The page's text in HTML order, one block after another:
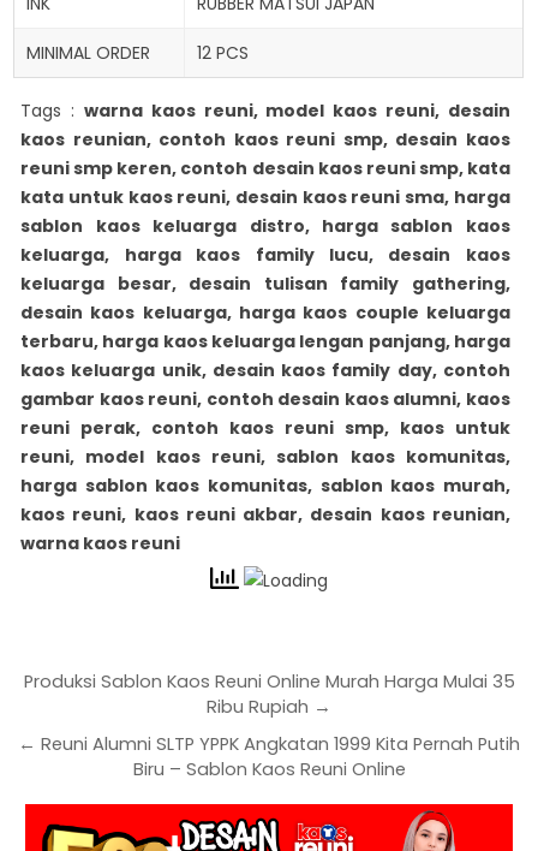
MINIMAL ORDER 12 PCS
Tags : warna kaos reuni, model kaos reuni, desain
kaos reunian, contoh kaos reuni smp, desain kaos
reuni smp keren, contoh desain kaos reuni smp, kata
kata untuk kaos reuni, desain kaos reuni sma, harga
sablon kaos keluarga distro, harga sablon kaos
keluarga, harga kaos family lucu, desain kaos
keluarga besar, desain tulisan family gathering,
desain kaos keluarga, harga kaos couple keluarga
terbaru, harga kaos keluarga lengan panjang, harga
kaos keluarga unik, desain kaos family day, contoh
gambar kaos reuni, contoh desain kaos alumni, kaos
reuni perak, contoh kaos reuni smp, kaos untuk
reuni, model kaos reuni, sablon kaos komunitas,
harga sablon kaos komunitas, sablon kaos murah,
kaos reuni, kaos reuni akbar, desain kaos reunian,
warna kaos reuni
Produksi Sablon Kaos Reuni Online Murah Harga Mulai 35
Ribu Rupiah →
← Reuni Alumni SLTP YPPK Angkatan 1999 Kita Pernah Putih
Biru – Sablon Kaos Reuni Online